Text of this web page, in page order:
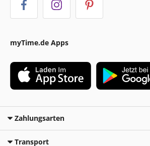
myTime.de Apps
Zahlungsarten
Transport